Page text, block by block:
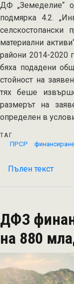
ДФ „Земеделие“
подмярка 4.2.
материални
райони 2014-2020
бяха подадени
стойност на
тях беше
размерът на
определен в
ТАГ
ПРСР
финансиране
Пълен текст
по
4.2.
ПРСР
2014-
ДФЗ
на 880